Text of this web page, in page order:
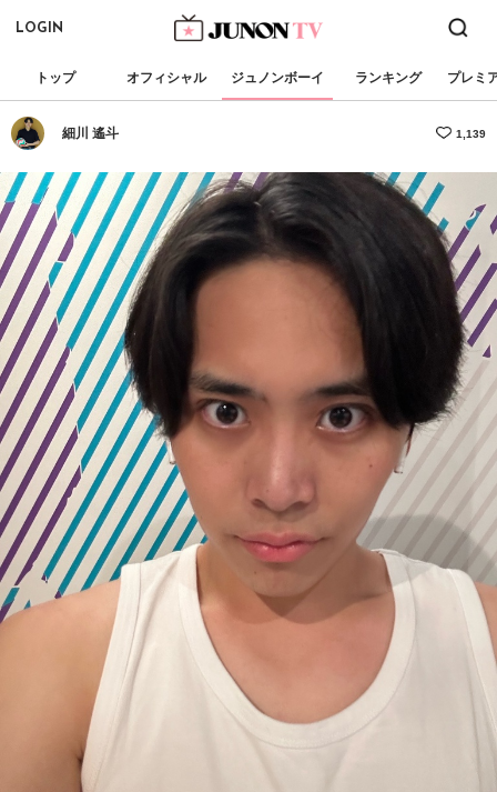
LOGIN
トップ オフィシャル ジュノンボーイ ランキング プレミ
細川 遙斗 1,139